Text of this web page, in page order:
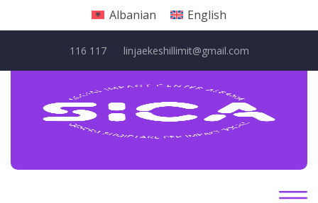
Albanian English
116 117 linjaekeshillimit@gmail.com